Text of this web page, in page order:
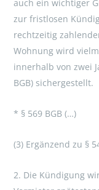
auch ein wichtiger
zur fristlosen
rechtzeitig
Wohnung wird
innerhalb von zwei
BGB) sichergestellt.
* § 569 BGB (…)
(3) Ergänzend zu §
2. Die Kündigung